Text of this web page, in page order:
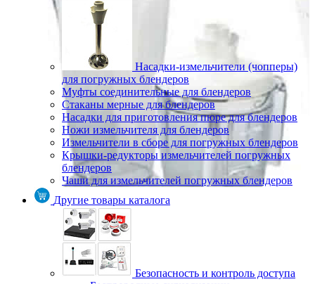
Насадки-измельчители (чопперы)
для погружных блендеров
Муфты соединительные для блендеров
Стаканы мерные для блендеров
Насадки для приготовления пюре для блендеров
Ножи измельчителя для блендеров
Измельчители в сборе для погружных блендеров
Крышки-редукторы измельчителей погружных
блендеров
Чаши для измельчителей погружных блендеров
Другие товары каталога
Безопасность и контроль доступа